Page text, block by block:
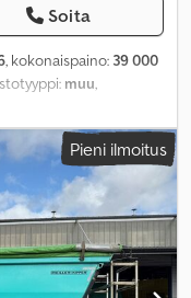
Soita
, kokonaispaino: 39 000
muu,
muu, takarenkaan
Pieni ilmoitus